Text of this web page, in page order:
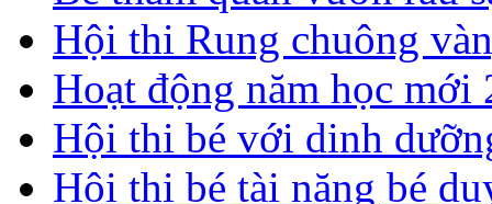
Hội thi Rung chuông
Hoạt động năm học mới
Hội thi bé với dinh
Hội thi bé tài năng bé